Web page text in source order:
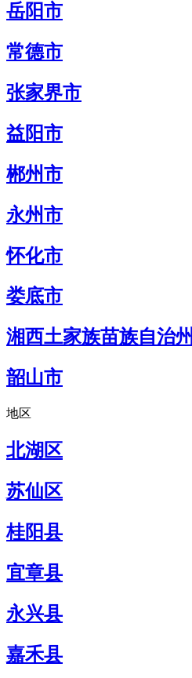
岳阳市
常德市
张家界市
益阳市
郴州市
永州市
怀化市
娄底市
湘西土家族苗族自治州
韶山市
地区
北湖区
苏仙区
桂阳县
宜章县
永兴县
嘉禾县